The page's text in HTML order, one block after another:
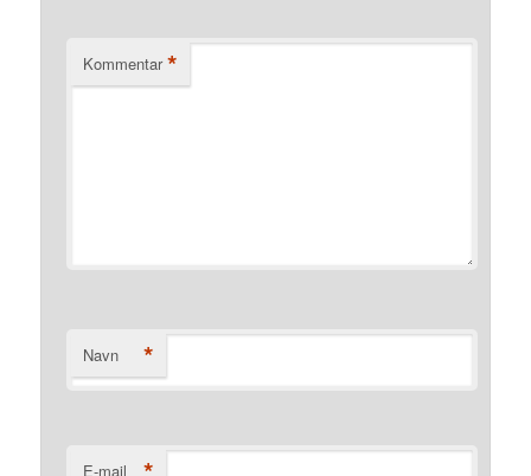
Kommentar *
Navn *
E-mail